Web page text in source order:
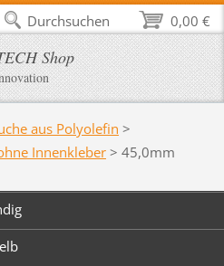
Shop
aus Polyolefin >
Innenkleber > 45,0mm
0,00 €
Durchsuchen